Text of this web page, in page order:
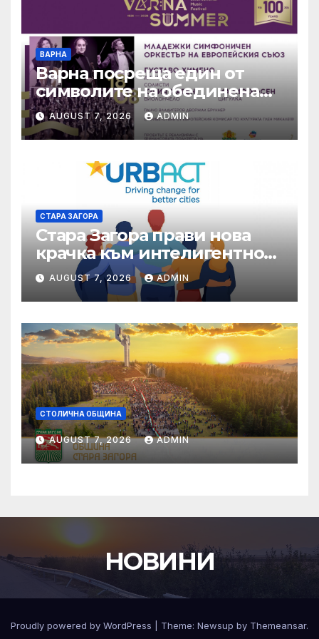
ВАРНА
Варна посреща един от
символите на обединена
Европа
AUGUST 7, 2026 ADMIN
СТАРА ЗАГОРА
Стара Загора прави нова
крачка към интелигентно
управление на местната
икономика
AUGUST 7, 2026 ADMIN
СТОЛИЧНА ОБЩИНА
AUGUST 7, 2026 ADMIN
НОВИНИ
Proudly powered by WordPress Theme: Newsup by Themeansar.